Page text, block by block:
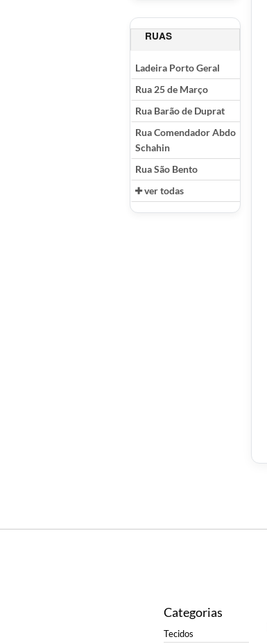
RUAS
Ladeira Porto Geral
Rua 25 de Março
Rua Barão de Duprat
Rua Comendador Abdo
Schahin
Rua São Bento
ver todas
Categorias
Tecidos